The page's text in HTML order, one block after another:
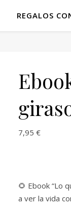
REGALOS
7,95€
🌻 Ebook “Lo
a ver la vida